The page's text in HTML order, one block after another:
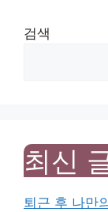
검색
최신
퇴근 후 나만